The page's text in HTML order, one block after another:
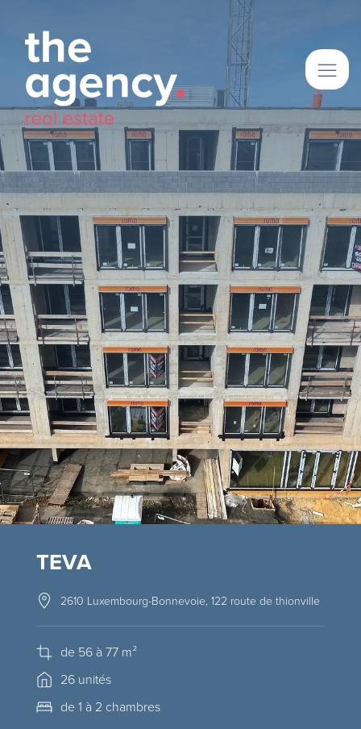
TEVA
2610 Luxembourg-Bonnevoie, 122 route de thionville
de 56 à 77 m²
26 unités
de 1 à 2 chambres